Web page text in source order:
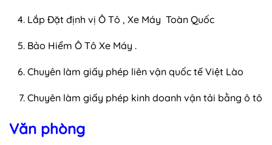
Lắp Đặt định vị Ô Tô , Xe Máy Toàn Quốc
Bảo Hiểm Ô Tô Xe Máy .
Chuyên làm giấy phép liên vận quốc tế Việt Lào
Chuyên làm giấy phép kinh doanh vận tải bằng ô tô
Văn phòng